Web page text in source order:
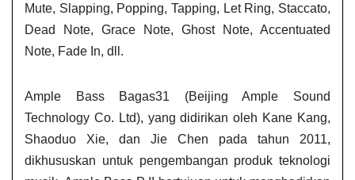
Mute, Slapping, Popping, Tapping, Let Ring, Staccato,
Dead Note, Grace Note, Ghost Note, Accentuated
Note, Fade In, dll.
Ample Bass Bagas31 (Beijing Ample Sound
Technology Co. Ltd), yang didirikan oleh Kane Kang,
Shaoduo Xie, dan Jie Chen pada tahun 2011,
dikhususkan untuk pengembangan produk teknologi